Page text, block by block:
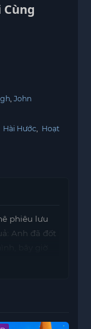
John
Hài Hước
Hoạt
phiêu lưu
Anh đã đốt
đầu một
sống,